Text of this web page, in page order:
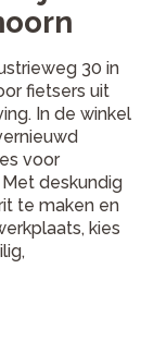
30 in
fietsers uit
In de winkel
voor
deskundig
te maken en
kies